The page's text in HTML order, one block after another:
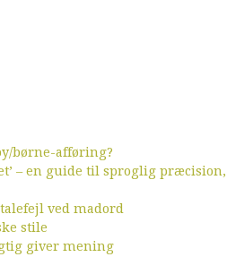
børne-afføring?
– en guide til sproglig præcision,
ved madord
stile
giver mening